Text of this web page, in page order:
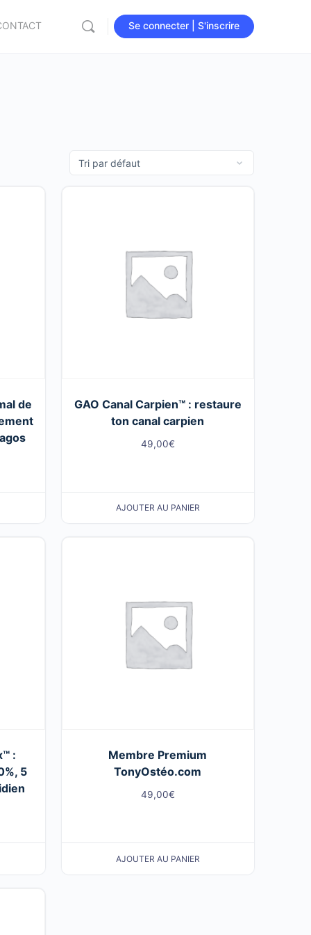
Se connecter | S'inscrire
de
GAO Canal Carpien™ : restaure
ton canal carpien
49,00€
AJOUTER AU PANIER
:
5
Membre Premium
TonyOstéo.com
49,00€
AJOUTER AU PANIER